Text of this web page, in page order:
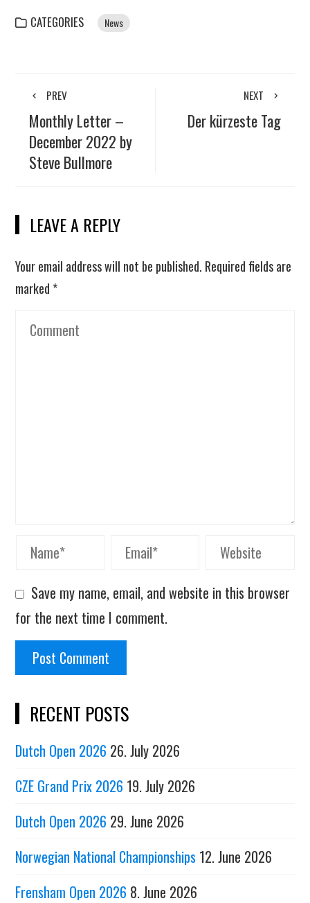
CATEGORIES News
PREV
Monthly Letter –
December 2022 by
Steve Bullmore
NEXT
Der kürzeste Tag
LEAVE A REPLY
Your email address will not be published. Required fields are
marked *
Save my name, email, and website in this browser
for the next time I comment.
RECENT POSTS
Dutch Open 2026 26. July 2026
CZE Grand Prix 2026 19. July 2026
Dutch Open 2026 29. June 2026
Norwegian National Championships 12. June 2026
Frensham Open 2026 8. June 2026